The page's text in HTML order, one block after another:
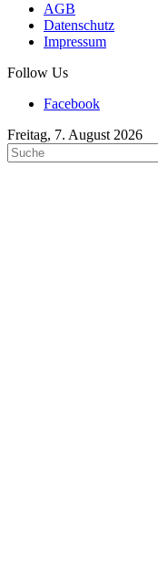
AGB
Datenschutz
Impressum
Follow Us
Facebook
Freitag, 7. August 2026